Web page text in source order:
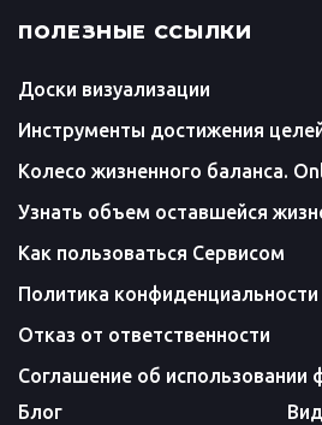
ПОЛЕЗНЫЕ ССЫЛКИ
Доски визуализации
Инструменты достижения
Колесо жизненного баланса.
Узнать объем оставшейся
Как пользоваться Сервисом
Политика конфиденциальности
Отказ от ответственности
Соглашение об использовании
Блог